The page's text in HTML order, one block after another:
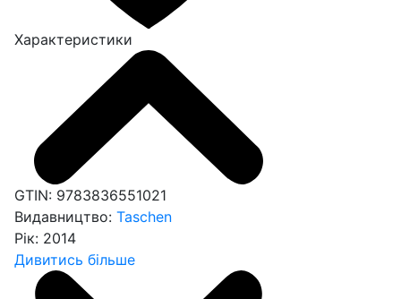
Характеристики
GTIN: 9783836551021
Видавництво: Taschen
Рік: 2014
Дивитись більше